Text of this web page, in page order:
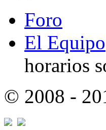
Foro
El Equipo
horarios
© 2008 -